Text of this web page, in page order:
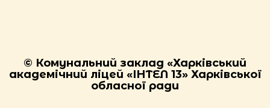
© Комунальний заклад «Харківський
академічний ліцей «ІНТЕЛ 13» Харківської
обласної ради